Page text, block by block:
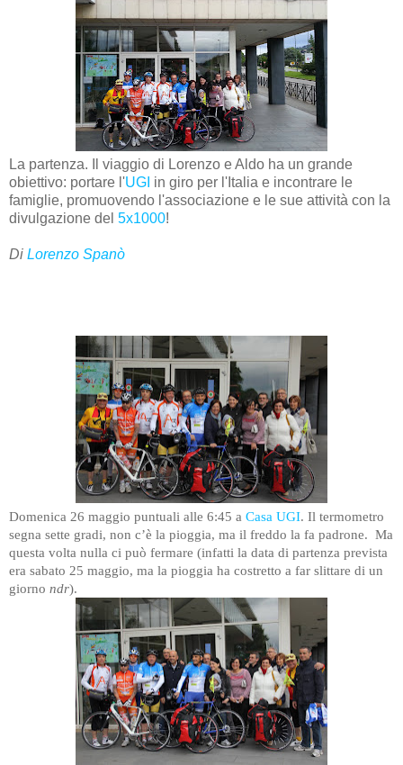
La partenza.
Il viaggio di Lorenzo e Aldo ha un grande
obiettivo: portare l'UGI in giro per l'Italia e incontrare le
famiglie, promuovendo l'associazione e le sue attività con la
divulgazione del 5x1000!
Di Lorenzo Spanò
Domenica 26 maggio puntuali alle 6:45 a Casa UGI. Il termometro
segna sette gradi, non c’è la pioggia, ma il freddo la fa padrone. Ma
questa volta nulla ci può fermare (infatti la data di partenza prevista
era sabato 25 maggio, ma la pioggia ha costretto a far slittare di un
giorno ndr).